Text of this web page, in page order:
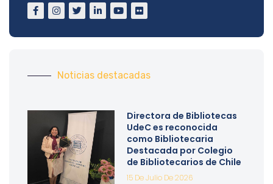
Noticias destacadas
Directora de Bibliotecas
UdeC es reconocida
como Bibliotecaria
Destacada por Colegio
de Bibliotecarios de Chile
15 De Julio De 2026